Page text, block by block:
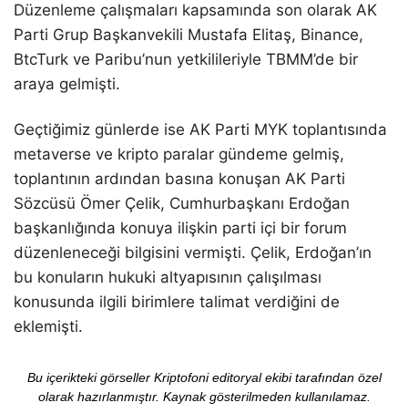
Düzenleme çalışmaları kapsamında son olarak AK
Parti Grup Başkanvekili Mustafa Elitaş, Binance,
BtcTurk ve Paribu’nun yetkilileriyle TBMM’de bir
araya gelmişti.
Geçtiğimiz günlerde ise AK Parti MYK toplantısında
metaverse ve kripto paralar gündeme gelmiş,
toplantının ardından basına konuşan AK Parti
Sözcüsü Ömer Çelik, Cumhurbaşkanı Erdoğan
başkanlığında konuya ilişkin parti içi bir forum
düzenleneceği bilgisini vermişti. Çelik, Erdoğan’ın
bu konuların hukuki altyapısının çalışılması
konusunda ilgili birimlere talimat verdiğini de
eklemişti.
Bu içerikteki görseller Kriptofoni editoryal ekibi tarafından özel
olarak hazırlanmıştır. Kaynak gösterilmeden kullanılamaz.